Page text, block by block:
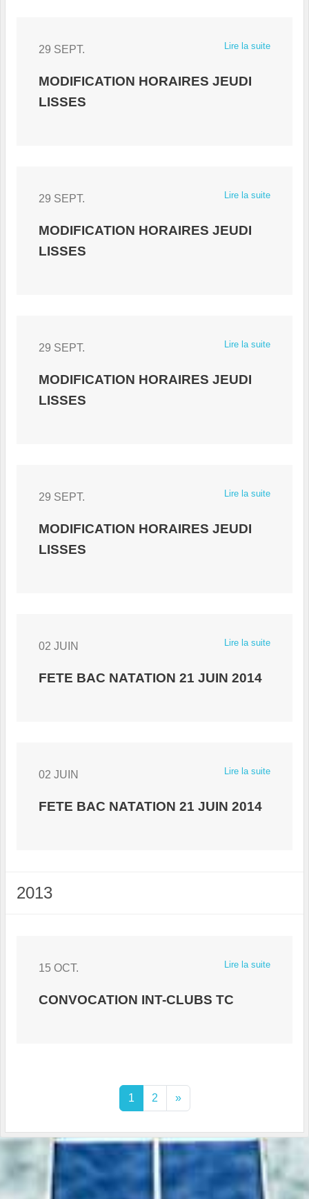
Lire la suite
29 SEPT.
MODIFICATION HORAIRES JEUDI
LISSES
Lire la suite
29 SEPT.
MODIFICATION HORAIRES JEUDI
LISSES
Lire la suite
29 SEPT.
MODIFICATION HORAIRES JEUDI
LISSES
Lire la suite
29 SEPT.
MODIFICATION HORAIRES JEUDI
LISSES
Lire la suite
02 JUIN
FETE BAC NATATION 21 JUIN 2014
Lire la suite
02 JUIN
FETE BAC NATATION 21 JUIN 2014
2013
Lire la suite
15 OCT.
CONVOCATION INT-CLUBS TC
1 2 »